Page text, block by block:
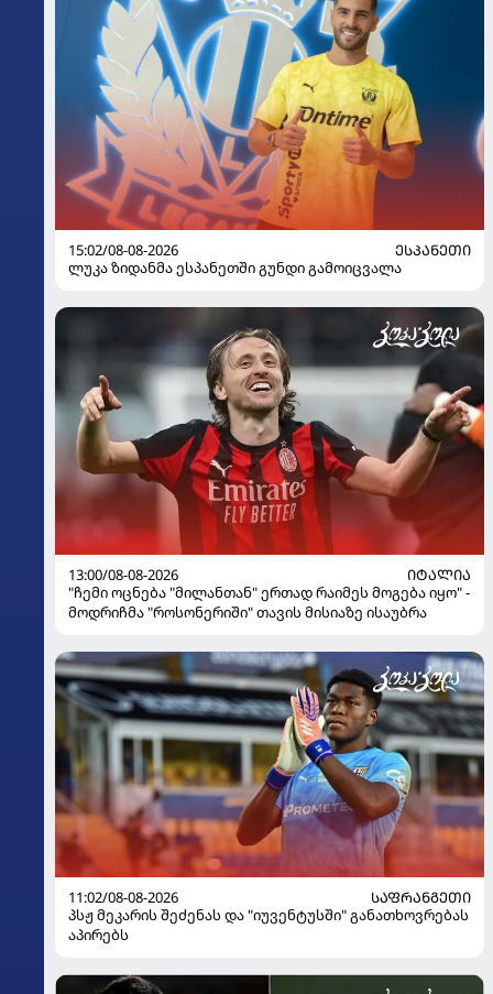
15:02/08-08-2026
ᲔᲡᲞᲐᲜᲔᲗᲘ
ლუკა ზიდანმა ესპანეთში გუნდი გამოიცვალა
13:00/08-08-2026
ᲘᲢᲐᲚᲘᲐ
"ჩემი ოცნება "მილანთან" ერთად რაიმეს მოგება იყო" -
მოდრიჩმა "როსონერიში" თავის მისიაზე ისაუბრა
11:02/08-08-2026
ᲡᲐᲤᲠᲐᲜᲒᲔᲗᲘ
პსჟ მეკარის შეძენას და "იუვენტუსში" განათხოვრებას
აპირებს